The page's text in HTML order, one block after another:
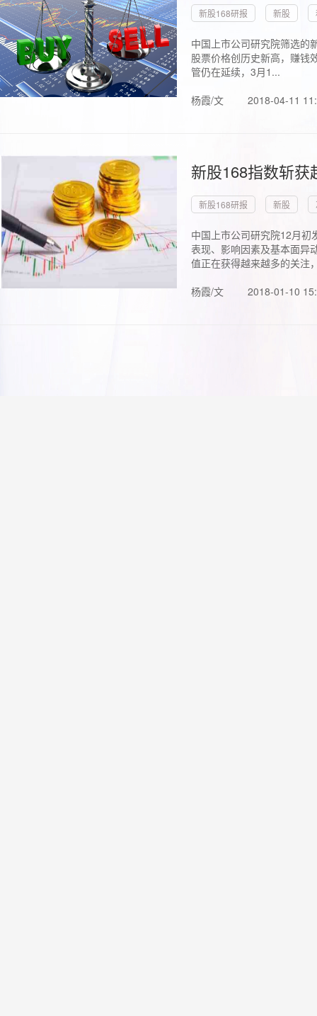
新股168研报 新股
中国上市公司研究院筛选的
股票价格创历史新高，赚钱
管仍在延续，3月1...
杨霞/文
2018-04-11
新股168指数斩
新股168研报 新股
中国上市公司研究院12月初
表现、影响因素及基本面异
值正在获得越来越多的关注
杨霞/文
2018-01-10